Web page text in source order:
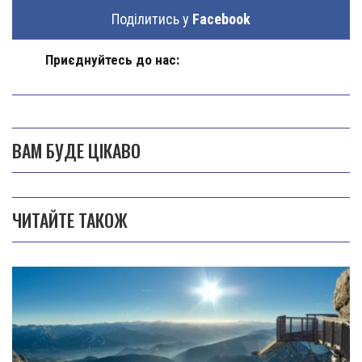
Поділитись у Facebook
Приєднуйтесь до нас:
ВАМ БУДЕ ЦІКАВО
ЧИТАЙТЕ ТАКОЖ